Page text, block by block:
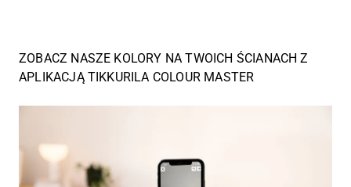
ZOBACZ NASZE KOLORY NA TWOICH ŚCIANACH Z
APLIKACJĄ TIKKURILA COLOUR MASTER